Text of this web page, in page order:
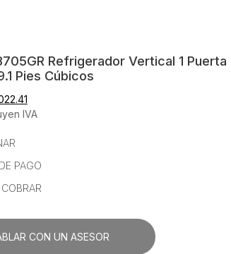
Refrigerador Vertical 1
Pies Cúbicos
El
precio
IVA
PAGO
CON UN ASESOR